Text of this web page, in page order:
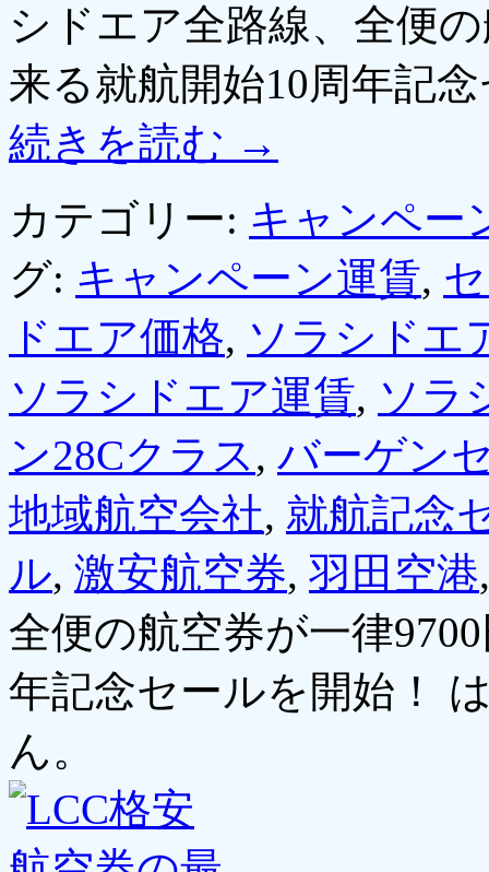
シドエア全路線、全便
来る就航開始10周年記
続きを読む →
カテゴリー: キャンペー
グ: キャンペーン運賃,
ドエア価格, ソラシドエ
ソラシドエア運賃, ソラ
ン28Cクラス, バーゲン
地域航空会社, 就航記念
ル, 激安航空券, 羽田空港
全便の航空券が一律
年記念セールを開始！
ん。